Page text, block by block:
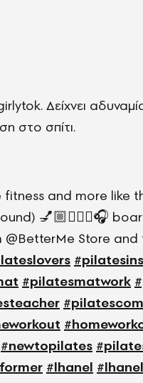
Δείχνει
στο σπίτι.
fitness and more like
💅🏼🧘🏼‍♀️🎧
Store and
#pilatesmatwork
#newtopilates
#lhanel